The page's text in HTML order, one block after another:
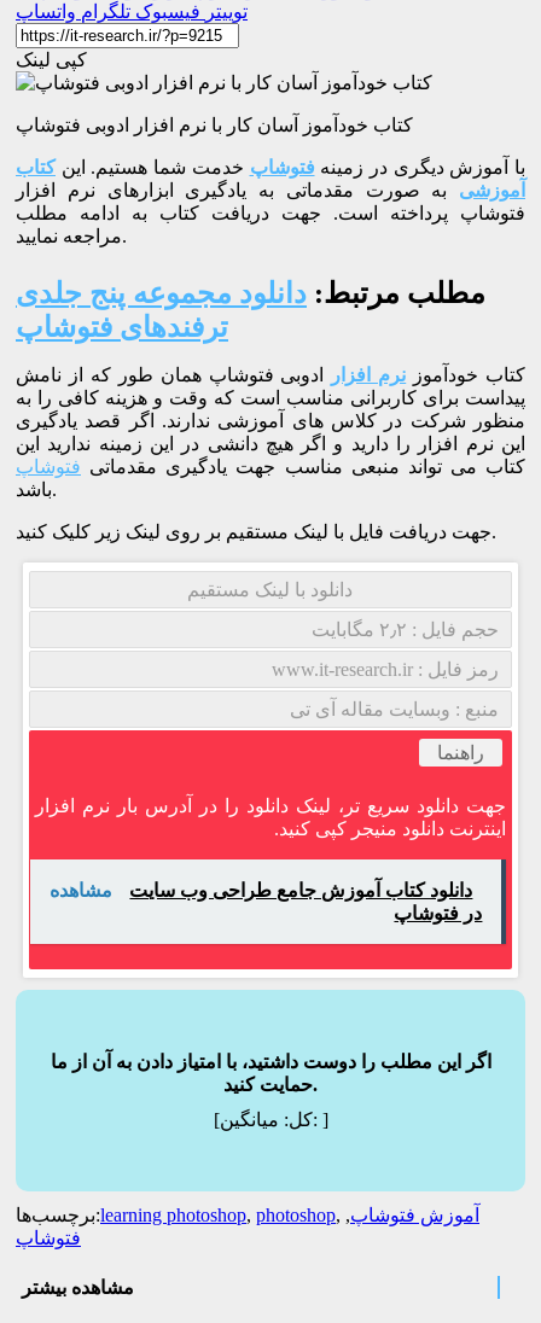
توییتر فیسبوک تلگرام واتساپ
کپی لینک
کتاب خودآموز آسان کار با نرم افزار ادوبی فتوشاپ
با آموزش دیگری در زمینه فتوشاپ خدمت شما هستیم. اینکتاب
آموزشی به صورت مقدماتی به یادگیری ابزارهای نرم افزار
فتوشاپ پرداخته است. جهت دریافت کتاب به ادامه مطلب
مراجعه نمایید.
مطلب مرتبط: دانلود مجموعه پنج جلدی
ترفندهای فتوشاپ
کتاب خودآموز نرم افزار
ادوبی فتوشاپ همان طور که از نامش
پیداست برای کاربرانی مناسب است که وقت و هزینه کافی را به
منظور شرکت در کلاس های آموزشی ندارند. اگر قصد یادگیری
این نرم افزار را دارید و اگر هیچ دانشی در این زمینه ندارید این
کتاب می تواند منبعی مناسب جهت یادگیری مقدماتی فتوشاپ
باشد.
جهت دریافت فایل با لینک مستقیم بر روی لینک زیر کلیک کنید.
دانلود با لینک مستقیم
حجم فایل : ۲٫۲ مگابایت
رمز فایل : www.it-research.ir
منبع : وبسایت مقاله آی تی
راهنما
جهت دانلود سریع تر، لینک دانلود را در آدرس بار نرم افزار
اینترنت دانلود منیجر کپی کنید.
مشاهده
دانلود کتاب آموزش جامع طراحی وب سایت
در فتوشاپ
اگر این مطلب را دوست داشتید، با امتیاز دادن به آن از ما
حمایت کنید.
[کل:میانگین: ]
برچسب‌ها:learning photoshop, photoshop, آموزش فتوشاپ,
فتوشاپ
مشاهده بیشتر